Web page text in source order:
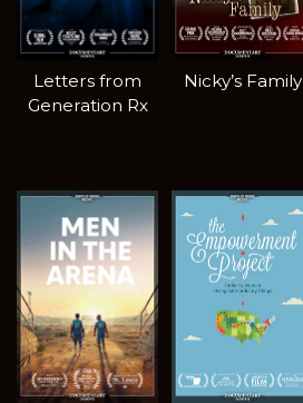
Letters from
Generation Rx
Nicky’s Family